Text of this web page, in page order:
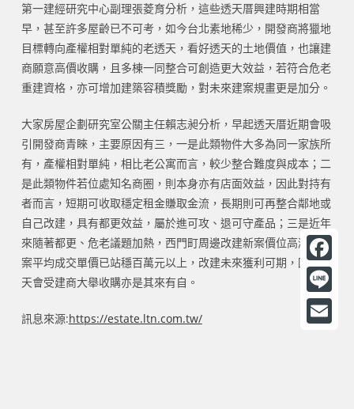
第一建經研究中心副理張菱育分析，這些透天厝興建時期相當
早，甚至許多屋齡已不可考，如今台北素地稀少，開發商將獵地
目標轉向產權相對單純的老透天，看好透天的土地價值，也讓建
商願意高價收購，且多棟一同整合可創造更大效益，若符合危老
重建資格，亦可增加建築容積獎勵，對未來建案規畫更是加分。
大家房屋企劃研究室公關主任賴志昶分析，早起透天厝近期會吸
引開發商青睞，主要原因有三，一是此類物件大多為同一家族所
有，產權相對單純，相比老公寓而言，較少整合難度與成本；二
是此類物件若位處知名商圈，則本身亦有店面效益，因此對持有
者而言，短期可收取穩定租金賺取金流，長期則可再整合鄰地或
自己改建，具有都更效益，屬於進可攻、退可守產品；三是近年
來隨著都更、危老議題加熱，西門町周邊改建新案價位高漲，新
案平均成交單價已站穩百萬元以上，改建未來獲利可期，因此透
天會受建商大舉收購亦是其來有自。
訊息來源:https://estate.ltn.com.tw/
F
a
c
L